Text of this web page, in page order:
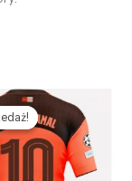
zł.
Aktualna
cena
wynosi:
132,65 zł.